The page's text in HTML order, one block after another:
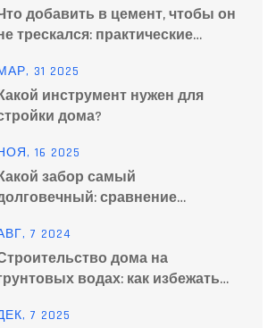
добавить в цемент, чтобы он
трескался: практические
31 2025
инструмент нужен для
дома?
16 2025
забор самый
сравнение
7 2024
дома на
водах: как избежать
7 2025